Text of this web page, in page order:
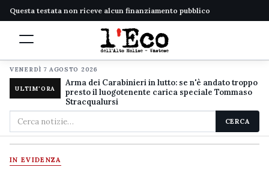
Questa testata non riceve alcun finanziamento pubblico
VENERDÌ 7 AGOSTO 2026
ULTIM'ORA
Arma dei Carabinieri in lutto: se n'è andato troppo
presto il luogotenente carica speciale Tommaso
Stracqualursi
Cerca
nel
sito
CERCA
IN EVIDENZA